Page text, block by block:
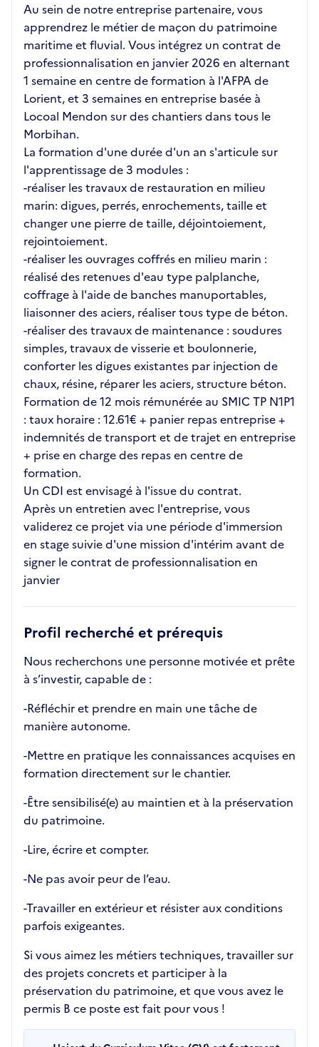
Au sein de notre entreprise partenaire, vous
apprendrez le métier de maçon du patrimoine
maritime et fluvial. Vous intégrez un contrat de
professionnalisation en janvier 2026 en alternant
1 semaine en centre de formation à l'AFPA de
Lorient, et 3 semaines en entreprise basée à
Locoal Mendon sur des chantiers dans tous le
Morbihan.
La formation d'une durée d'un an s'articule sur
l'apprentissage de 3 modules :
-réaliser les travaux de restauration en milieu
marin: digues, perrés, enrochements, taille et
changer une pierre de taille, déjointoiement,
rejointoiement.
-réaliser les ouvrages coffrés en milieu marin :
réalisé des retenues d'eau type palplanche,
coffrage à l'aide de banches manuportables,
liaisonner des aciers, réaliser tous type de béton.
-réaliser des travaux de maintenance : soudures
simples, travaux de visserie et boulonnerie,
conforter les digues existantes par injection de
chaux, résine, réparer les aciers, structure béton.
Formation de 12 mois rémunérée au SMIC TP N1P1
: taux horaire : 12.61€ + panier repas entreprise +
indemnités de transport et de trajet en entreprise
+ prise en charge des repas en centre de
formation.
Un CDI est envisagé à l'issue du contrat.
Après un entretien avec l'entreprise, vous
validerez ce projet via une période d'immersion
en stage suivie d'une mission d'intérim avant de
signer le contrat de professionnalisation en
janvier
Profil recherché et prérequis
Nous recherchons une personne motivée et prête
à s’investir, capable de :
-Réfléchir et prendre en main une tâche de
manière autonome.
-Mettre en pratique les connaissances acquises en
formation directement sur le chantier.
-Être sensibilisé(e) au maintien et à la préservation
du patrimoine.
-Lire, écrire et compter.
-Ne pas avoir peur de l’eau.
-Travailler en extérieur et résister aux conditions
parfois exigeantes.
Si vous aimez les métiers techniques, travailler sur
des projets concrets et participer à la
préservation du patrimoine, et que vous avez le
permis B ce poste est fait pour vous !